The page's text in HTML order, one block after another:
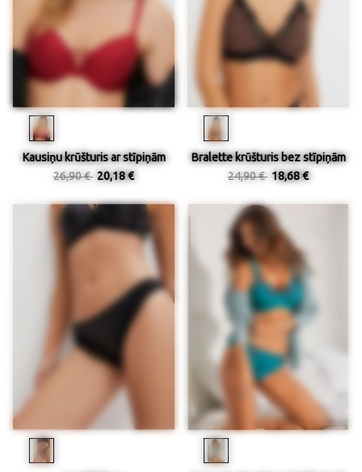
Kausiņu krūšturis ar stīpiņām
26,90 € 20,18 €
Bralette krūšturis bez stīpiņām
24,90 € 18,68 €